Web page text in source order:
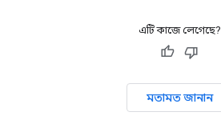
এটি কাজে লেগেছে?
মতামত জানান